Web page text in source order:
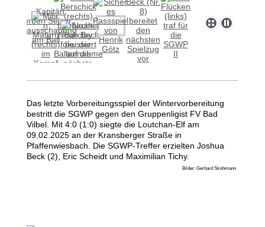
Das letzte Vorbereitungsspiel der Wintervorbereitung
bestritt die SGWP gegen den Gruppenligist FV Bad
Vilbel. Mit 4:0 (1:0) siegte die Loutchan-Elf am
09.02.2025 an der Kransberger Straße in
Pfaffenwiesbach. Die SGWP-Treffer erzielten Joshua
Beck (2), Eric Scheidt und Maximilian Tichy.
Bilder: Gerhard Strohmann